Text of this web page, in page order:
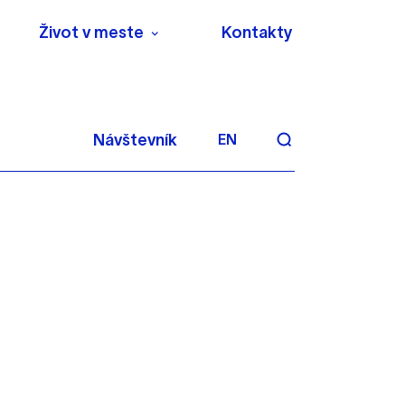
Život v meste Kontakty
Návštevník EN
a preferenciách.
aby sa uložila